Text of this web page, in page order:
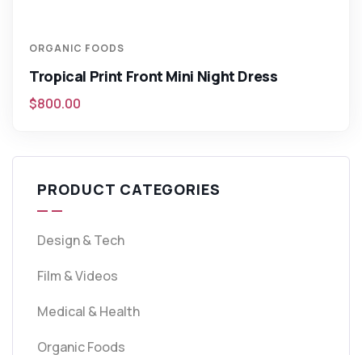
ORGANIC FOODS
Tropical Print Front Mini Night Dress
$800.00
PRODUCT CATEGORIES
Design & Tech
Film & Videos
Medical & Health
Organic Foods